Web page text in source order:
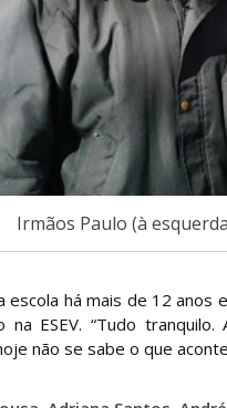
Irmãos Paulo (à
escola há mais de 12
na ESEV. “Tudo
não se sabe o que